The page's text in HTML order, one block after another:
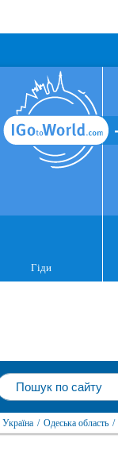
Гіди
Україна / Одеська область /